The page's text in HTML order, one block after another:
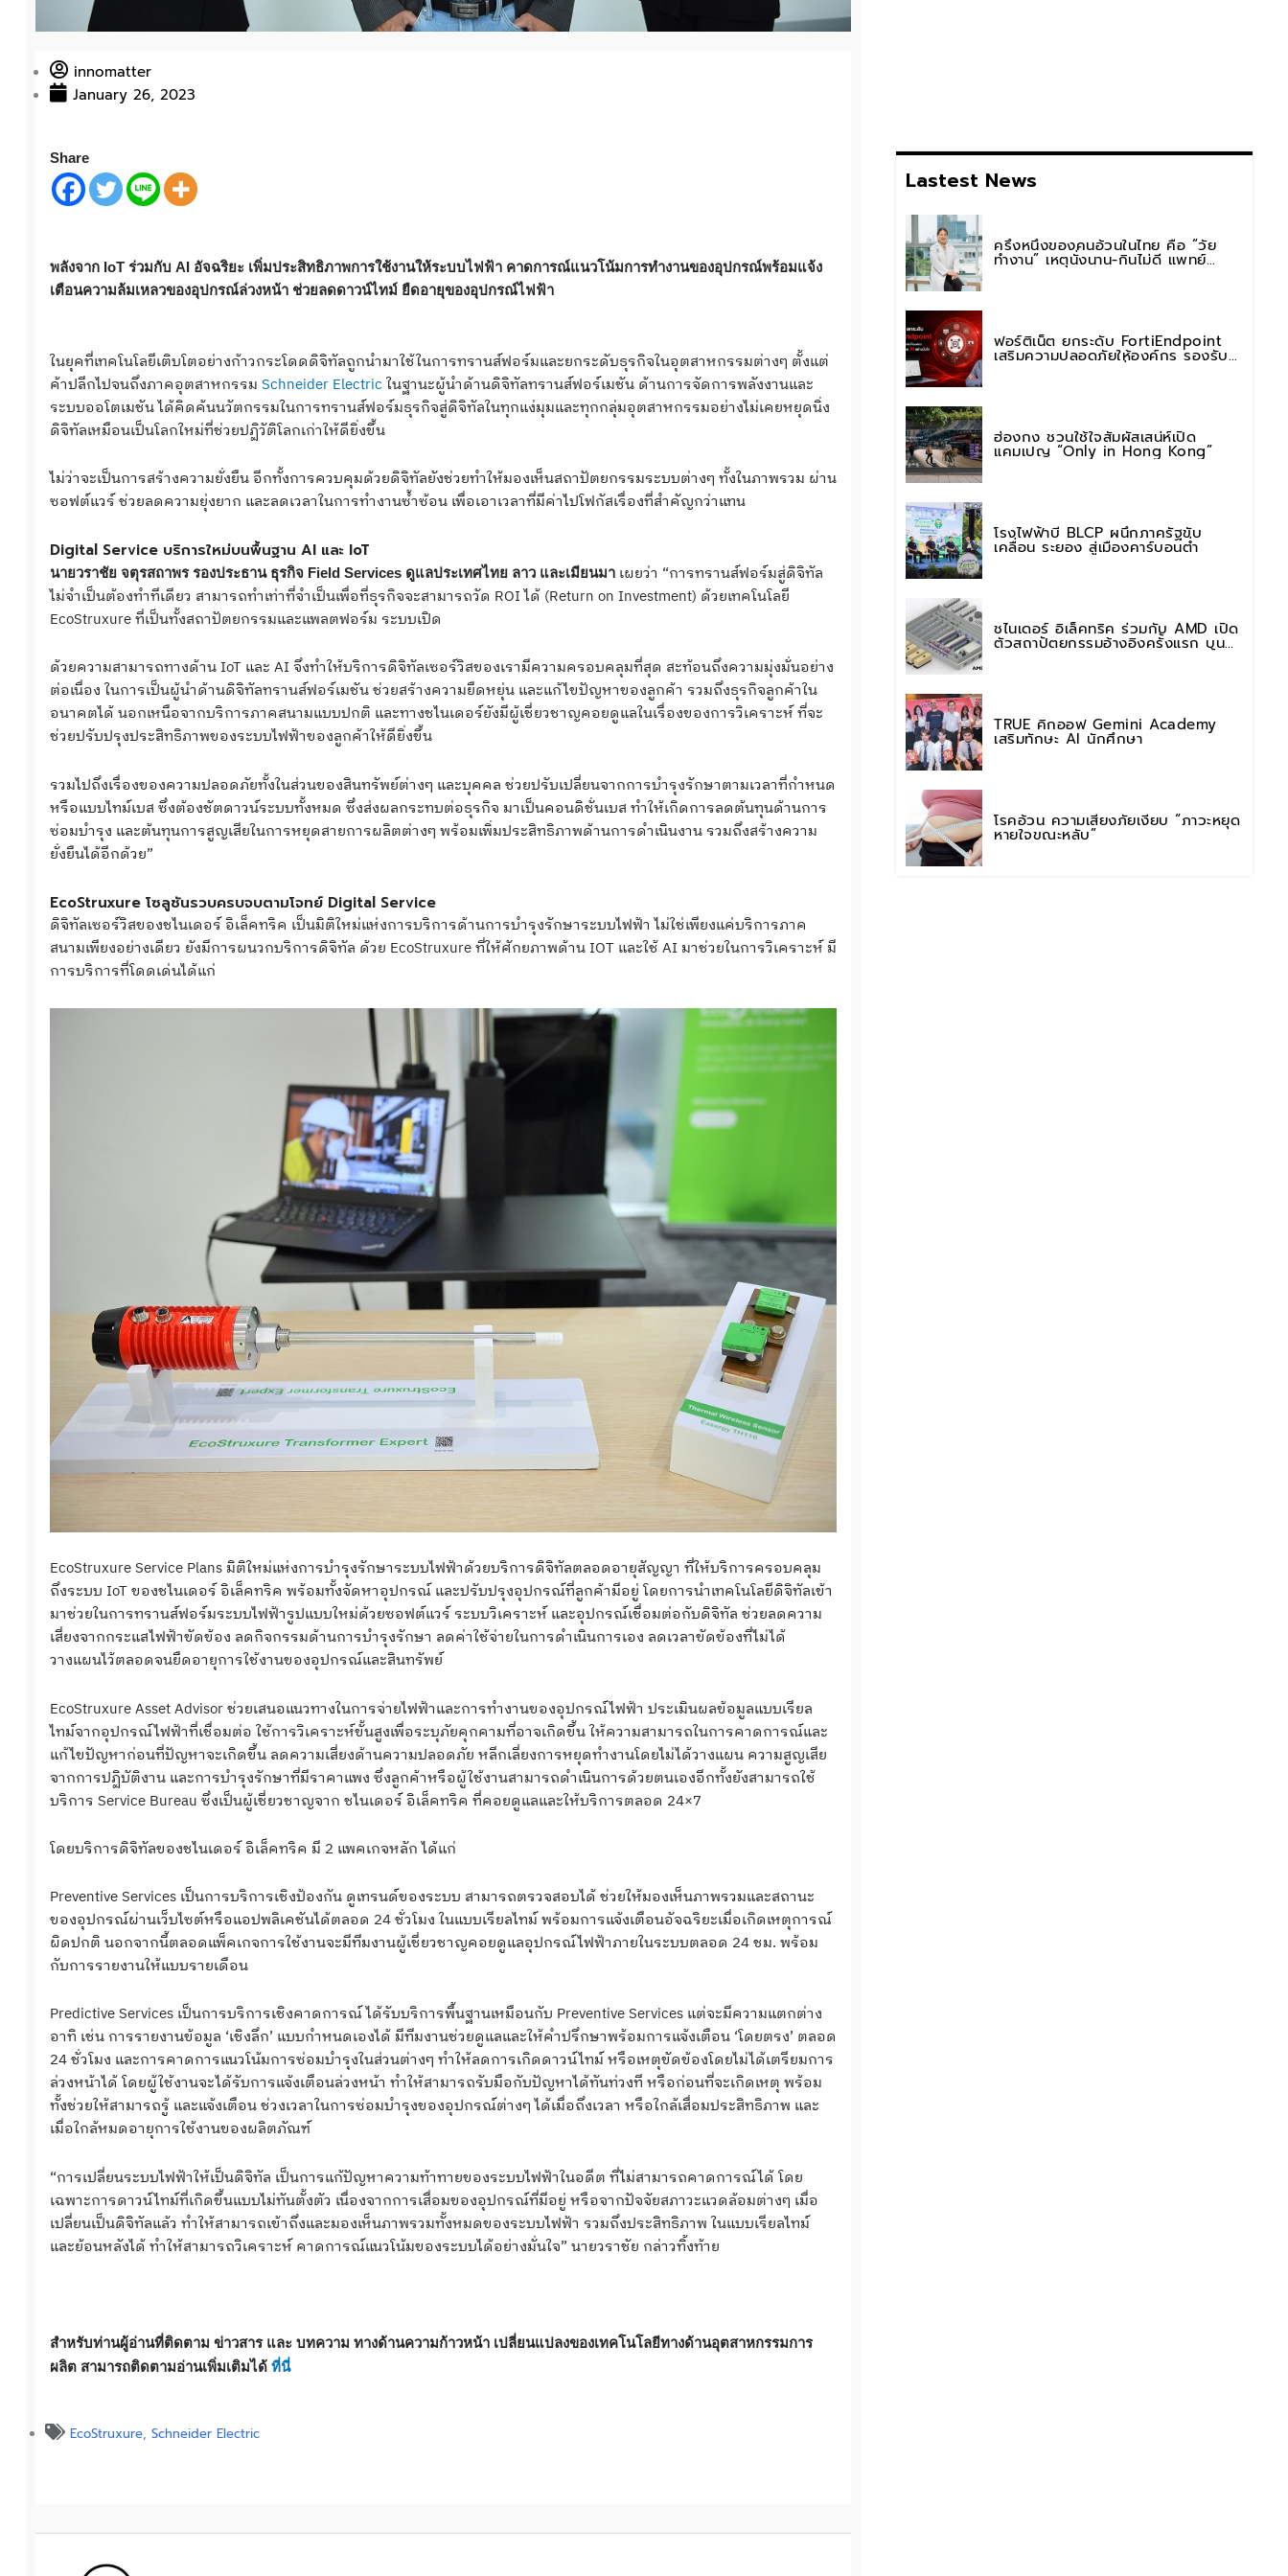
innomatter
January 26, 2023
Share
พลังจาก IoT ร่วมกับ AI อัจฉริยะ เพิ่มประสิทธิภาพการใช้งานให้ระบบไฟฟ้า คาดการณ์แนวโน้มการทำงานของอุปกรณ์พร้อมแจ้ง
เตือนความล้มเหลวของอุปกรณ์ล่วงหน้า ช่วยลดดาวน์ไทม์ ยืดอายุของอุปกรณ์ไฟฟ้า
ในยุคที่เทคโนโลยีเติบโตอย่างก้าวกระโดดดิจิทัลถูกนำมาใช้ในการทรานส์ฟอร์มและยกระดับธุรกิจในอุตสาหกรรมต่างๆ ตั้งแต่
ค้าปลีกไปจนถึงภาคอุตสาหกรรม Schneider Electric ในฐานะผู้นำด้านดิจิทัลทรานส์ฟอร์เมชัน ด้านการจัดการพลังงานและ
ระบบออโตเมชัน ได้คิดค้นนวัตกรรมในการทรานส์ฟอร์มธุรกิจสู่ดิจิทัลในทุกแง่มุมและทุกกลุ่มอุตสาหกรรมอย่างไม่เคยหยุดนิ่ง
ดิจิทัลเหมือนเป็นโลกใหม่ที่ช่วยปฏิวัติโลกเก่าให้ดียิ่งขึ้น
ไม่ว่าจะเป็นการสร้างความยั่งยืน อีกทั้งการควบคุมด้วยดิจิทัลยังช่วยทำให้มองเห็นสถาปัตยกรรมระบบต่างๆ ทั้งในภาพรวม ผ่าน
ซอฟต์แวร์ ช่วยลดความยุ่งยาก และลดเวลาในการทำงานซ้ำซ้อน เพื่อเอาเวลาที่มีค่าไปโฟกัสเรื่องที่สำคัญกว่าแทน
Digital Service บริการใหม่บนพื้นฐาน AI และ IoT
นายวราชัย จตุรสถาพร รองประธาน ธุรกิจ Field Services ดูแลประเทศไทย ลาว และเมียนมาเผยว่า “การทรานส์ฟอร์มสู่ดิจิทัล
ไม่จำเป็นต้องทำทีเดียว สามารถทำเท่าที่จำเป็นเพื่อที่ธุรกิจจะสามารถวัด ROI ได้ (Return on Investment) ด้วยเทคโนโลยี
EcoStruxure ที่เป็นทั้งสถาปัตยกรรมและแพลตฟอร์ม ระบบเปิด
ด้วยความสามารถทางด้าน IoT และ AI จึงทำให้บริการดิจิทัลเซอร์วิสของเรามีความครอบคลุมที่สุด สะท้อนถึงความมุ่งมั่นอย่าง
ต่อเนื่อง ในการเป็นผู้นำด้านดิจิทัลทรานส์ฟอร์เมชัน ช่วยสร้างความยืดหยุ่น และแก้ไขปัญหาของลูกค้า รวมถึงธุรกิจลูกค้าใน
อนาคตได้ นอกเหนือจากบริการภาคสนามแบบปกติ และทางชไนเดอร์ยังมีผู้เชี่ยวชาญคอยดูแลในเรื่องของการวิเคราะห์ ที่จะ
ช่วยปรับปรุงประสิทธิภาพของระบบไฟฟ้าของลูกค้าให้ดียิ่งขึ้น
รวมไปถึงเรื่องของความปลอดภัยทั้งในส่วนของสินทรัพย์ต่างๆ และบุคคล ช่วยปรับเปลี่ยนจากการบำรุงรักษาตามเวลาที่กำหนด
หรือแบบไทม์เบส ซึ่งต้องชัตดาวน์ระบบทั้งหมด ซึ่งส่งผลกระทบต่อธุรกิจ มาเป็นคอนดิชั่นเบส ทำให้เกิดการลดต้นทุนด้านการ
ซ่อมบำรุง และต้นทุนการสูญเสียในการหยุดสายการผลิตต่างๆ พร้อมเพิ่มประสิทธิภาพด้านการดำเนินงาน รวมถึงสร้างความ
ยั่งยืนได้อีกด้วย”
EcoStruxure โซลูชันรวบครบจบตามโจทย์ Digital Service
ดิจิทัลเซอร์วิสของชไนเดอร์ อิเล็คทริค เป็นมิติใหม่แห่งการบริการด้านการบำรุงรักษาระบบไฟฟ้า ไม่ใช่เพียงแค่บริการภาค
สนามเพียงอย่างเดียว ยังมีการผนวกบริการดิจิทัล ด้วย EcoStruxure ที่ให้ศักยภาพด้าน IOT และใช้ AI มาช่วยในการวิเคราะห์ มี
การบริการที่โดดเด่นได้แก่
EcoStruxure Service Plans มิติใหม่แห่งการบำรุงรักษาระบบไฟฟ้าด้วยบริการดิจิทัลตลอดอายุสัญญา ที่ให้บริการครอบคลุม
ถึงระบบ IoT ของชไนเดอร์ อิเล็คทริค พร้อมทั้งจัดหาอุปกรณ์ และปรับปรุงอุปกรณ์ที่ลูกค้ามีอยู่ โดยการนำเทคโนโลยีดิจิทัลเข้า
มาช่วยในการทรานส์ฟอร์มระบบไฟฟ้ารูปแบบใหม่ด้วยซอฟต์แวร์ ระบบวิเคราะห์ และอุปกรณ์เชื่อมต่อกับดิจิทัล ช่วยลดความ
เสี่ยงจากกระแสไฟฟ้าขัดข้อง ลดกิจกรรมด้านการบํารุงรักษา ลดค่าใช้จ่ายในการดําเนินการเอง ลดเวลาขัดข้องที่ไม่ได้
วางแผนไว้ตลอดจนยืดอายุการใช้งานของอุปกรณ์และสินทรัพย์
EcoStruxure Asset Advisor ช่วยเสนอแนวทางในการจ่ายไฟฟ้าและการทำงานของอุปกรณ์ไฟฟ้า ประเมินผลข้อมูลแบบเรียล
ไทม์จากอุปกรณ์ไฟฟ้าที่เชื่อมต่อ ใช้การวิเคราะห์ขั้นสูงเพื่อระบุภัยคุกคามที่อาจเกิดขึ้น ให้ความสามารถในการคาดการณ์และ
แก้ไขปัญหาก่อนที่ปัญหาจะเกิดขึ้น ลดความเสี่ยงด้านความปลอดภัย หลีกเลี่ยงการหยุดทำงานโดยไม่ได้วางแผน ความสูญเสีย
จากการปฏิบัติงาน และการบำรุงรักษาที่มีราคาแพง ซึ่งลูกค้าหรือผู้ใช้งานสามารถดำเนินการด้วยตนเองอีกทั้งยังสามารถใช้
บริการ Service Bureau ซึ่งเป็นผู้เชี่ยวชาญจาก ชไนเดอร์ อิเล็คทริค ที่คอยดูแลและให้บริการตลอด 24×7
โดยบริการดิจิทัลของชไนเดอร์ อิเล็คทริค มี 2 แพคเกจหลัก ได้แก่
Preventive Services เป็นการบริการเชิงป้องกัน ดูเทรนด์ของระบบ สามารถตรวจสอบได้ ช่วยให้มองเห็นภาพรวมและสถานะ
ของอุปกรณ์ผ่านเว็บไซต์หรือแอปพลิเคชันได้ตลอด 24 ชั่วโมง ในแบบเรียลไทม์ พร้อมการแจ้งเตือนอัจฉริยะเมื่อเกิดเหตุการณ์
ผิดปกติ นอกจากนี้ตลอดแพ็คเกจการใช้งานจะมีทีมงานผู้เชี่ยวชาญคอยดูแลอุปกรณ์ไฟฟ้าภายในระบบตลอด 24 ชม. พร้อม
กับการรายงานให้แบบรายเดือน
Predictive Services เป็นการบริการเชิงคาดการณ์ ได้รับบริการพื้นฐานเหมือนกับ Preventive Services แต่จะมีความแตกต่าง
อาทิ เช่น การรายงานข้อมูล ‘เชิงลึก’ แบบกำหนดเองได้ มีทีมงานช่วยดูแลและให้คำปรึกษาพร้อมการแจ้งเตือน ‘โดยตรง’ ตลอด
24 ชั่วโมง และการคาดการแนวโน้มการซ่อมบำรุงในส่วนต่างๆ ทำให้ลดการเกิดดาวน์ไทม์ หรือเหตุขัดข้องโดยไม่ได้เตรียมการ
ล่วงหน้าได้ โดยผู้ใช้งานจะได้รับการแจ้งเตือนล่วงหน้า ทำให้สามารถรับมือกับปัญหาได้ทันท่วงที หรือก่อนที่จะเกิดเหตุ พร้อม
ทั้งช่วยให้สามารถรู้ และแจ้งเตือน ช่วงเวลาในการซ่อมบำรุงของอุปกรณ์ต่างๆ ได้เมื่อถึงเวลา หรือใกล้เสื่อมประสิทธิภาพ และ
เมื่อใกล้หมดอายุการใช้งานของผลิตภัณฑ์
“การเปลี่ยนระบบไฟฟ้าให้เป็นดิจิทัล เป็นการแก้ปัญหาความท้าทายของระบบไฟฟ้าในอดีต ที่ไม่สามารถคาดการณ์ได้ โดย
เฉพาะการดาวน์ไทม์ที่เกิดขึ้นแบบไม่ทันตั้งตัว เนื่องจากการเสื่อมของอุปกรณ์ที่มีอยู่ หรือจากปัจจัยสภาวะแวดล้อมต่างๆ เมื่อ
เปลี่ยนเป็นดิจิทัลแล้ว ทำให้สามารถเข้าถึงและมองเห็นภาพรวมทั้งหมดของระบบไฟฟ้า รวมถึงประสิทธิภาพ ในแบบเรียลไทม์
และย้อนหลังได้ ทำให้สามารถวิเคราะห์ คาดการณ์แนวโน้มของระบบได้อย่างมั่นใจ” นายวราชัย กล่าวทิ้งท้าย
สำหรับท่านผู้อ่านที่ติดตาม ข่าวสาร และ บทความ ทางด้านความก้าวหน้า เปลี่ยนแปลงของเทคโนโลยีทางด้านอุตสาหกรรมการ
ผลิต สามารถติดตามอ่านเพิ่มเติมได้ ที่นี่
EcoStruxure, Schneider Electric
Lastest News
ครึ่งหนึ่งของคนอ้วนในไทย คือ “วัย
ทำงาน” เหตุนั่งนาน-กินไม่ดี แพทย์
รพ.วิมุต พหลโยธิน เตือน “อย่าดูแค่เลข
ฟอร์ติเน็ต ยกระดับ FortiEndpoint
เสริมความปลอดภัยให้องค์กร รองรับ
ฮ่องกง ชวนใช้ใจสัมผัสเสน่ห์เปิด
แคมเปญ “Only in Hong Kong”
โรงไฟฟ้าบี BLCP ผนึกภาครัฐขับ
เคลื่อน ระยอง สู่เมืองคาร์บอนต่ำ
ชไนเดอร์ อิเล็คทริค ร่วมกับ AMD เปิด
ตัวสถาปัตยกรรมอ้างอิงครั้งแรก บน
แพลตฟอร์ม “Helios” เร่งการติดตั้งใช้
TRUE คิกออฟ Gemini Academy
เสริมทักษะ AI นักศึกษา
โรคอ้วน ความเสี่ยงภัยเงียบ “ภาวะหยุด
หายใจขณะหลับ”